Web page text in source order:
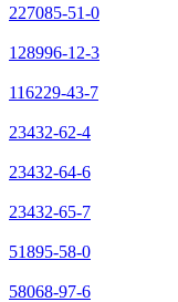
227085-51-0
128996-12-3
116229-43-7
23432-62-4
23432-64-6
23432-65-7
51895-58-0
58068-97-6